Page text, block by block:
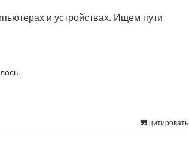
и устройствах. Ищем пути
цитировать